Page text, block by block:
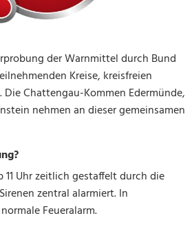
der Warnmittel durch Bund
Kreise, kreisfreien
Chattengau-Kommen Edermünde,
nehmen an dieser gemeinsamen
Uhr zeitlich gestaffelt durch die
zentral alarmiert. In
Feueralarm.